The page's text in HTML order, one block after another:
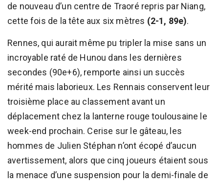
de nouveau d’un centre de Traoré repris par Niang,
cette fois de la tête aux six mètres (2-1, 89e).
Rennes, qui aurait même pu tripler la mise sans un
incroyable raté de Hunou dans les dernières
secondes (90e+6), remporte ainsi un succès
mérité mais laborieux. Les Rennais conservent leur
troisième place au classement avant un
déplacement chez la lanterne rouge toulousaine le
week-end prochain. Cerise sur le gâteau, les
hommes de Julien Stéphan n’ont écopé d’aucun
avertissement, alors que cinq joueurs étaient sous
la menace d’une suspension pour la demi-finale de